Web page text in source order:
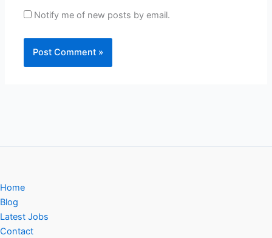
Notify me of new posts by email.
Home
Blog
Latest Jobs
Contact